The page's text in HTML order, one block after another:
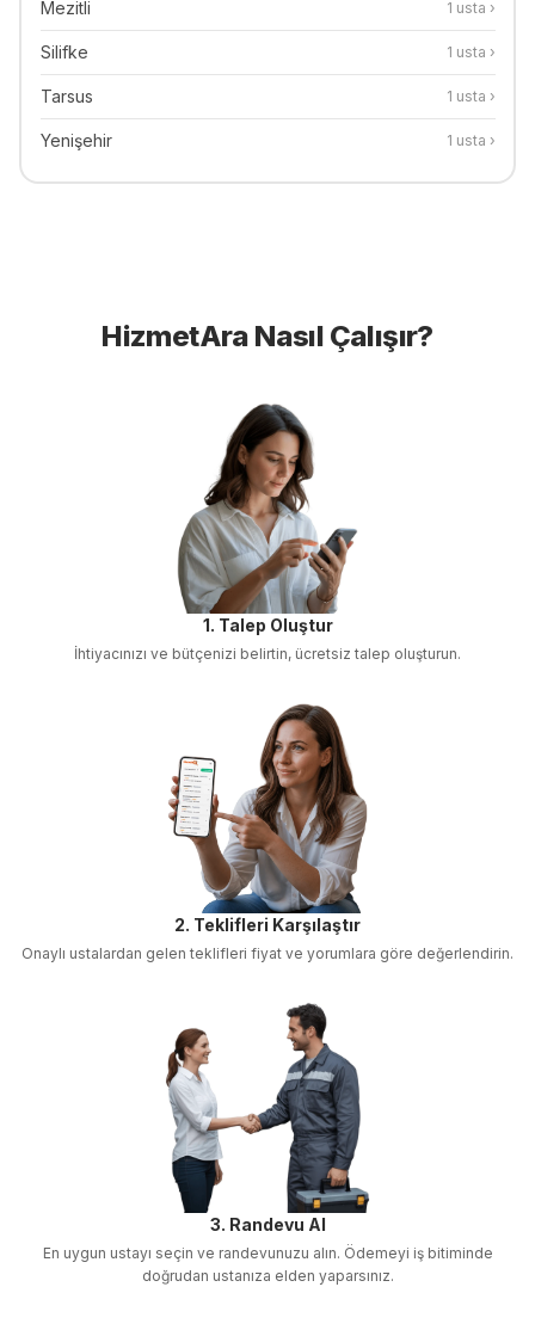
Mezitli 1 usta ›
Silifke 1 usta ›
Tarsus 1 usta ›
Yenişehir 1 usta ›
HizmetAra Nasıl Çalışır?
1. Talep Oluştur
İhtiyacınızı ve bütçenizi belirtin, ücretsiz talep oluşturun.
2. Teklifleri Karşılaştır
Onaylı ustalardan gelen teklifleri fiyat ve yorumlara göre değerlendirin.
3. Randevu Al
En uygun ustayı seçin ve randevunuzu alın. Ödemeyi iş bitiminde
doğrudan ustanıza elden yaparsınız.